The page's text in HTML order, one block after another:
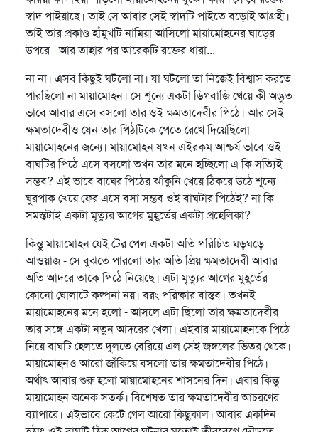
স্বাদ পাইয়াছে। তাই সে আবার সেই স্বাদটি পাইতে বড়োই আগ্রহী।
তাই তার প্রকাণ্ড হাঁমুখটি নামিয়া আসিলো মায়ামোহনের ঘাড়ের
উপরে - আর তাহার পর আরেকটি রক্তের ধারা...
না না। এসব কিছুই ঘটলো না। যা ঘটলো তা নিজেই বিশ্বাস করতে
পারছিলো না মায়ামোহন। সে শূন্যে একটা ডিগবাজি খেয়ে কী অদ্ভুত
ভাবে আবার এসে বসলো তার ওই ক্ষমতাদেবীর পিঠে। আর সেই
ক্ষমতাদেবীও যেন তার পিঠটিকে পেতে রেখে দিয়েছিলো
মায়ামোহনের জন্যে। মায়ামোহন যখন এইরকম আশ্চর্য ভাবে ওই
বাঘটির পিঠে এসে বসলো তখন তার মনে হচ্ছিলো এ কি সত্যিই
সম্ভব? এই ভাবে বাঘের পিঠের ঝাঁকুনি খেয়ে ঠিকরে উঠে শূন্যে
ঘুরপাক খেয়ে ফের এসে বসা সম্ভব ওই বাঘটার পিঠেই? না কি
সমস্তটাই একটা মৃত্যুর আগের মুহূর্তের একটা প্রহেলিকা?
কিন্তু মায়ামোহন যেই টের পেল একটা অতি পরিচিত ঘড়ঘড়ে
আওয়াজ - সে বুঝতে পারলো তার অতি প্রিয় ক্ষমতাদেবী আবার
অতি আদরে তাকে পিঠে নিয়েছে। এটা মৃত্যুর আগের মুহূর্তের
কোনো ঘোলাটে কল্পনা নয়। বরং পরিষ্কার বাস্তব। তখনই
মায়ামোহনের মনে হলো - আসলে এটা ছিলো তার ক্ষমতাদেবীর
তার সঙ্গে একটা নতুন আদরের খেলা। এইবার মায়ামোহনকে পিঠে
নিয়ে বাঘটি হেলতে দুলতে বেরিয়ে এল সেই জঙ্গলের ভিতর থেকে।
মায়ামোহনও আরো জাঁকিয়ে বসলো তার ক্ষমতাদেবীর পিঠে।
অর্থাৎ আবার শুরু হলো মায়ামোহনের শাসনের দিন। এবার কিন্তু
মায়ামোহন অনেক সতর্ক। বিশেষত তার ক্ষমতাদেবীর আচরণের
ব্যাপারে। এইভাবে কেটে গেল আরো কিছুকাল। আবার একদিন